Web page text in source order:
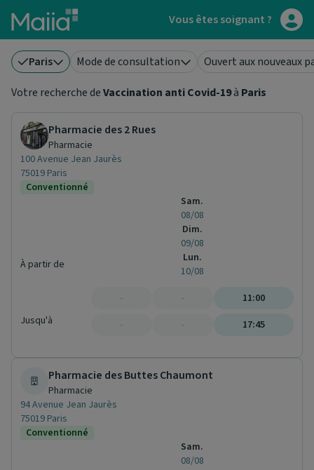
Aller au contenu principal Vous êtes soignant ?
Paris Mode de consultation
Ouvert aux nouveaux
Votre recherche deVaccination anti Covid-19à Paris
Pharmacie des 2 Rues
Pharmacie
100 Avenue Jean Jaurès
75019 Paris
Conventionné
À partir de
Jusqu'à
Sam.
08/08
Dim.
09/08
Lun.
10/08
-
-
-
-
11:00
17:45
Pharmacie des Buttes Chaumont
Pharmacie
94 Avenue Jean Jaurès
75019 Paris
Conventionné
Sam.
08/08